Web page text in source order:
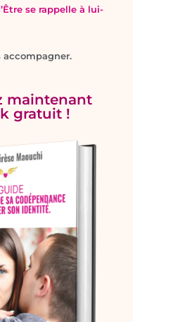
se rappelle à lui-
accompagner.
maintenant
gratuit !